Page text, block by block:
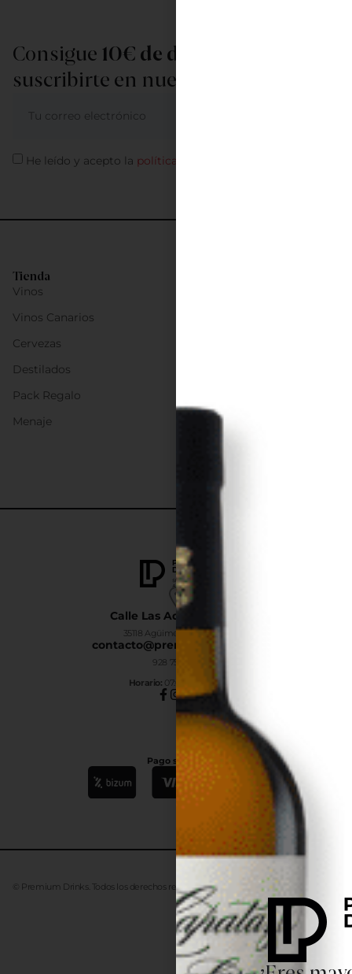
Calle Las Adelfas Nº6-B
35118 Agüimes, Las Palmas
contacto@premiumdrinks.es
928 754 363
Horario: 07:00h a 15:00h
Pago seguro
Tienda
Vinos
Vinos Canarios
Cervezas
Destilados
Pack Regalo
Menaje
Consigue 10€ de descuento
suscribirte en nuestra newsletter
He leído y acepto la política de privacidad
© Premium Drinks. Todos los derechos reservados. Desarrollado Advanze